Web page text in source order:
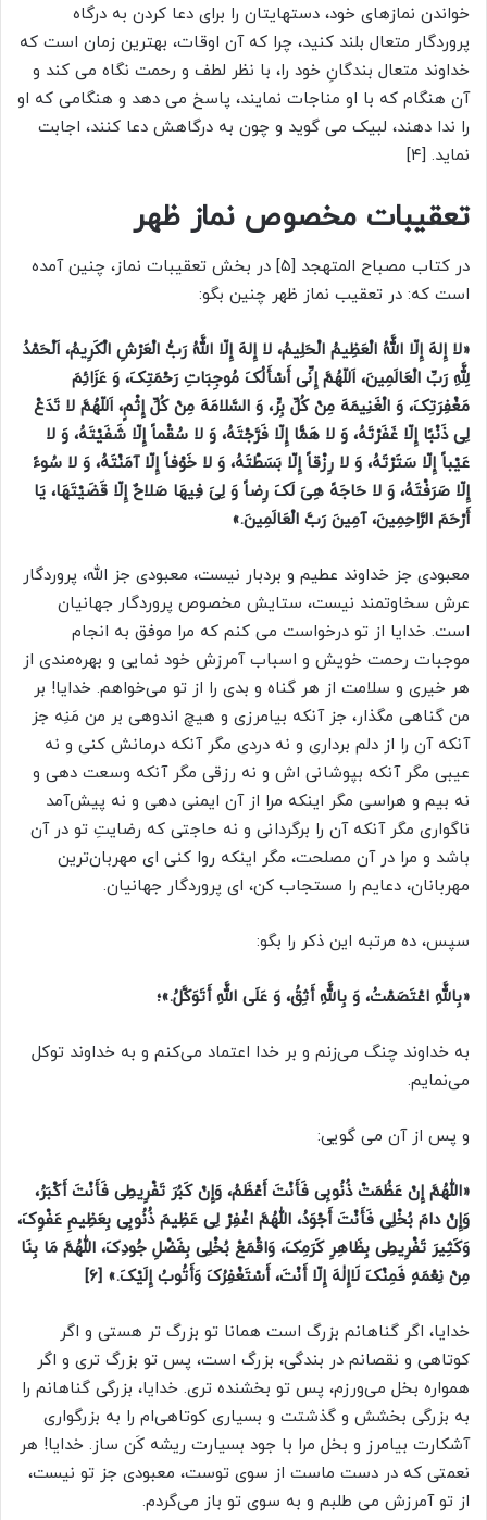
خواندن نمازهای خود، دستهایتان را برای دعا کردن به درگاه
پروردگار متعال بلند کنید، چرا که آن اوقات، بهترین زمان است که
خداوند متعال بندگانِ خود را، با نظر لطف و رحمت نگاه مى کند و
آن هنگام که با او مناجات نمایند، پاسخ مى دهد و هنگامی که او
را ندا دهند، لبیک مى گوید و چون به درگاهش دعا کنند، اجابت
نماید. [۴]
تعقیبات مخصوص نماز ظهر
در کتاب مصباح المتهجد [۵] در بخش تعقیبات نماز، چنین آمده
است که: در تعقیب نماز ظهر چنین بگو:
«لا إِلهَ إِلّا اللَّهُ الْعَظِیمُ الْحَلِیمُ، لا إِلهَ إِلّا اللَّهُ رَبُّ الْعَرْشِ الْکَرِیمُ، اَلْحَمْدُ
لِلَّهِ رَبِّ الْعَالَمِینَ، اَللّهُمَّ إِنِّی أَسْأَلُکَ مُوجِبَاتِ رَحْمَتِکَ، وَ عَزَائِمَ
مَغْفِرَتِکَ، وَ الْغَنِیمَهَ مِنْ کُلِّ بِرٍّ، وَ السَّلامَهَ مِنْ کُلِّ إِثْمٍ، اَللّهُمَّ لا تَدَعْ
لِی ذَنْبًا إِلّا غَفَرْتَهُ، وَ لا هَمًّا إِلّا فَرَّجْتَهُ، وَ لا سُقْماً إِلّا شَفَیْتَهُ، وَ لا
عَیْباً إِلّا سَتَرْتَهُ، وَ لا رِزْقاً إِلّا بَسَطْتَهُ، وَ لا خَوْفاً إِلّا آمَنْتَهُ، وَ لا سُوءً
إِلّا صَرَفْتَهُ، وَ لا حَاجَهً هِیَ لَکَ رِضاً وَ لِیَ فِیهَا صَلاحٌ إِلّا قَضَیْتَهَا، یَا
أَرْحَمَ الرَّاحِمِینَ، آمِینَ رَبَّ الْعَالَمِینَ.»
معبودی جز خداوند عطیم و بردبار نیست، معبودی جز الله، پروردگار
عرش سخاوتمند نیست، ستایش مخصوص پروردگار جهانیان
است. خدایا از تو درخواست می کنم که مرا موفق به انجام
موجبات رحمت خویش و اسباب آمرزش خود نمایی و بهره‌مندی از
هر خیری و سلامت از هر گناه و بدی را از تو می‌خواهم. خدایا! بر
من گناهی مگذار، جز آنکه بیامرزی و هیچ اندوهی بر من مَنِه جز
آنکه آن را از دلم برداری و نه دردی مگر آنکه درمانش کنی و نه
عیبی مگر آنکه بپوشانی اش و نه رزقی مگر آنکه وسعت دهی و
نه بیم و هراسی مگر اینکه مرا از آن ایمنی دهی و نه پیش‌آمد
ناگواری مگر آنکه آن را برگردانی و نه حاجتی که رضایتِ تو در آن
باشد و مرا در آن مصلحت، مگر اینکه روا کنی‌ ای مهربان‌ترین
مهربانان، دعایم را مستجاب کن، ای پروردگار جهانیان.
سپس، ده مرتبه این ذکر را بگو:
«بِاللَّهِ اعْتَصَمْتُ، وَ بِاللَّهِ أَثِقُ، وَ عَلَى اللَّهِ أَتَوَکَّلُ.»؛
به خداوند چنگ می‌زنم و بر خدا اعتماد می‌کنم و به خداوند توکل
می‌نمایم.
و پس از آن می گویی:
«اللّٰهُمَّ إِنْ عَظُمَتْ ذُنُوبِى فَأَنْتَ أَعْظَمُ، وَإِنْ کَبُرَ تَفْرِیطِى فَأَنْتَ أَکْبَرُ،
وَإِنْ دامَ بُخْلِى فَأَنْتَ أَجْوَدُ، اللّٰهُمَّ اغْفِرْ لِى عَظِیمَ ذُنُوبِى بِعَظِیمِ عَفْوِکَ،
وَکَثِیرَ تَفْرِیطِى بِظَاهِرِ کَرَمِکَ، وَاقْمَعْ بُخْلِى بِفَضْلِ جُودِکَ، اللّٰهُمَّ مَا بِنَا
مِنْ نِعْمَهٍ فَمِنْکَ لَاإِلٰهَ إِلّا أَنْتَ، أَسْتَغْفِرُکَ وَأَتُوبُ إِلَیْکَ.» [۶]
خدایا، اگر گناهانم بزرگ است همانا تو بزرگ ‌تر هستی و اگر
کوتاهی و نقصانم در بندگی‌، بزرگ است، پس تو بزرگ ‌تری و اگر
همواره بخل می‌ورزم، پس تو بخشنده‌ تری. خدایا، بزرگی گناهانم را
به بزرگی بخشش و گذشتت و بسیاری کوتاهی‌ام را به بزرگواری
آشکارت بیامرز و بخل مرا با جود بسیارت ریشه ‌کَن ساز. خدایا! هر
نعمتی که در دست ماست از سوی توست، معبودی جز تو نیست،
از تو آمرزش می‌ طلبم و به‌ سوی تو باز می‌گردم.